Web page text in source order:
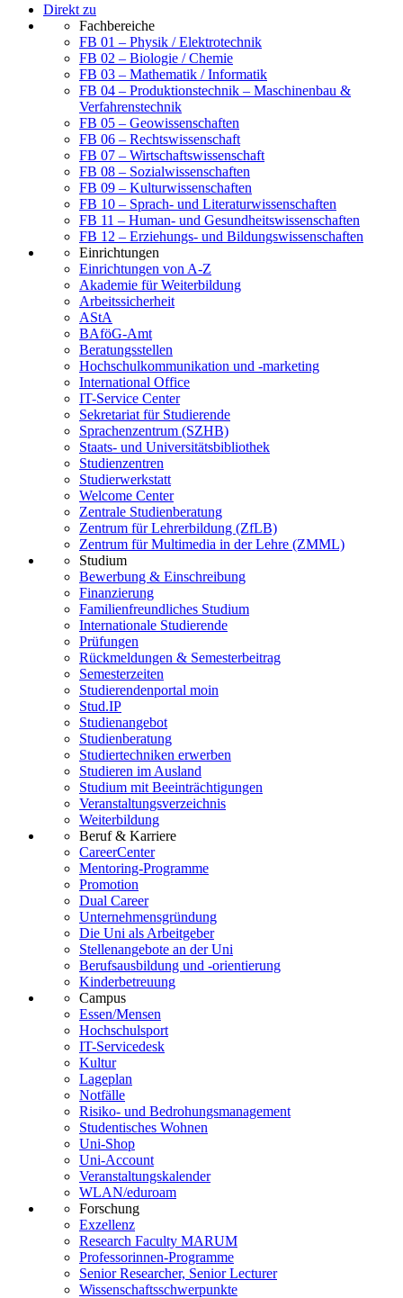
Direkt zu
Fachbereiche
FB 01 – Physik / Elektrotechnik
FB 02 – Biologie / Chemie
FB 03 – Mathematik / Informatik
FB 04 – Produktionstechnik – Maschinenbau &
Verfahrenstechnik
FB 05 – Geowissenschaften
FB 06 – Rechtswissenschaft
FB 07 – Wirtschaftswissenschaft
FB 08 – Sozialwissenschaften
FB 09 – Kulturwissenschaften
FB 10 – Sprach- und Literaturwissenschaften
FB 11 – Human- und Gesundheitswissenschaften
FB 12 – Erziehungs- und Bildungswissenschaften
Einrichtungen
Einrichtungen von A-Z
Akademie für Weiterbildung
Arbeitssicherheit
AStA
BAföG-Amt
Beratungsstellen
Hochschulkommunikation und -marketing
International Office
IT-Service Center
Sekretariat für Studierende
Sprachenzentrum (SZHB)
Staats- und Universitätsbibliothek
Studienzentren
Studierwerkstatt
Welcome Center
Zentrale Studienberatung
Zentrum für Lehrerbildung (ZfLB)
Zentrum für Multimedia in der Lehre (ZMML)
Studium
Bewerbung & Einschreibung
Finanzierung
Familienfreundliches Studium
Internationale Studierende
Prüfungen
Rückmeldungen & Semesterbeitrag
Semesterzeiten
Studierendenportal moin
Stud.IP
Studienangebot
Studienberatung
Studiertechniken erwerben
Studieren im Ausland
Studium mit Beeinträchtigungen
Veranstaltungsverzeichnis
Weiterbildung
Beruf & Karriere
CareerCenter
Mentoring-Programme
Promotion
Dual Career
Unternehmensgründung
Die Uni als Arbeitgeber
Stellenangebote an der Uni
Berufsausbildung und -orientierung
Kinderbetreuung
Campus
Essen/Mensen
Hochschulsport
IT-Servicedesk
Kultur
Lageplan
Notfälle
Risiko- und Bedrohungsmanagement
Studentisches Wohnen
Uni-Shop
Uni-Account
Veranstaltungskalender
WLAN/eduroam
Forschung
Exzellenz
Research Faculty MARUM
Professorinnen-Programme
Senior Researcher, Senior Lecturer
Wissenschaftsschwerpunkte